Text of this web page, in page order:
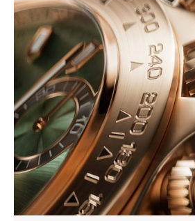
Prendre rendez-vous